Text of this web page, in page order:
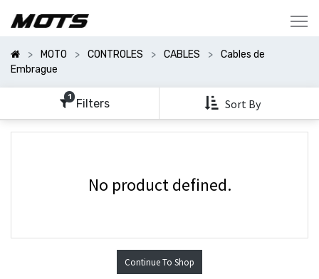
MOTO CONTROLES CABLES
Cables de
Embrague
1 Filters Sort By
Categorías
Mostrar
Opciones
No product defined.
Continue To Shop